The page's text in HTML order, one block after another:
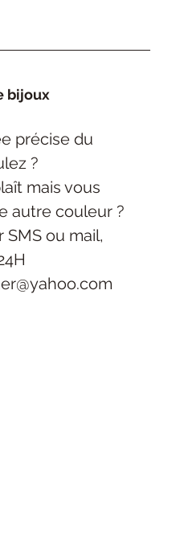
bijoux
précise du
?
mais vous
autre couleur ?
SMS ou mail,